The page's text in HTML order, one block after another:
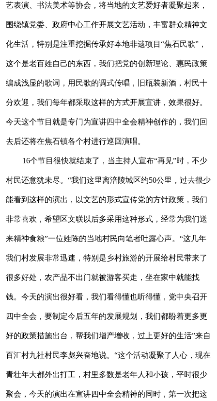
艺表演、书法美术等协会，将当地的文艺爱好者凝聚起来，
围绕镇党委、政府中心工作开展文艺活动，丰富群众精神文
化生活，特别是注重挖掘传承好本地非遗项目“焦石民歌”，
这个是老百姓自己的东西，我们把党的创新理论、惠民政策
编成浅显的歌词，用民歌的调式传唱，旧瓶装新酒，村民十
分欢迎，我们每年都采取这样的方式开展宣讲，效果很好。
今天这个节目就是专门为宣讲四中全会精神创作的，我们回
去后还将在焦石镇各个村进行巡回演唱。
16个节目很快就结束了，当主持人宣布“再见”时，不少
村民还意犹未尽。“我们这里离涪陵城区约50公里，过去很少
能看到这样的演出，以文艺的形式宣传党的方针政策，我们
非常喜欢，希望区文联以后多采用这种形式，经常为我们送
来精神食粮”一位姓陈的当地村民向笔者吐露心声。“这几年
我们村发展非常迅速，特别是乡村旅游的开展给村民带来了
很多好处，农产品不出门就被游客买走，坐在家中就能找
钱。今天的演出很好看，我们看得懂也听得懂，党中央召开
四中全会，要制定今后五年的发展规划，我们都盼着更多更
好的政策措施出台，帮我们增产增收，过上更好的生活”来自
百汇村九社村民李彪兴奋地说。“这个活动凝聚了人心，现在
青壮年大都外出打工，村里多数是老年人和小孩，平时很少
聚会，今天的演出在宣讲四中全会精神的同时，第一次把这